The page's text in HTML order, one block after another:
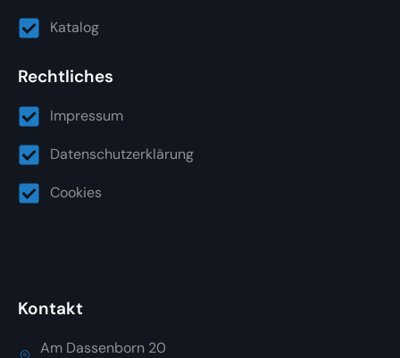
Katalog
Rechtliches
Impressum
Datenschutzerklärung
Cookies
Kontakt
Am Dassenborn 20